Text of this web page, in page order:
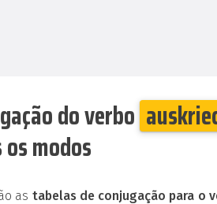
do verbo
modos
as tabelas de conjugação para o